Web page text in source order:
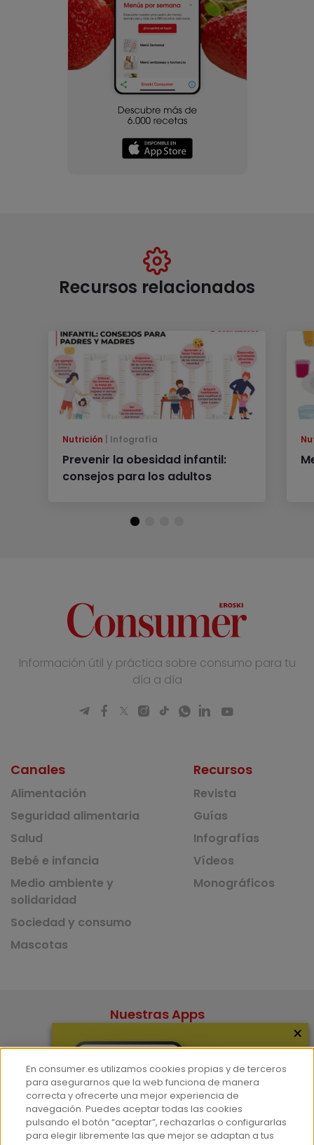
Recursos relacionados
Nutrición Infografía
Prevenir la obesidad infantil:
consejos para los adultos
Información útil y práctica sobre consumo para tu
día a día
Canales
Alimentación
Seguridad alimentaria
Salud
Bebé e infancia
Medio ambiente y
solidaridad
Sociedad y consumo
Mascotas
Recursos
Revista
Guías
Infografías
Vídeos
Monográficos
Nuestras Apps
App de recetas
App del Camino de Santiago
×
En consumer.es utilizamos cookies propias y de terceros
para asegurarnos que la web funciona de manera
correcta y ofrecerte una mejor experiencia de
navegación. Puedes aceptar todas las cookies
pulsando el botón “aceptar”, rechazarlas o configurarlas
para elegir libremente las que mejor se adaptan a tus